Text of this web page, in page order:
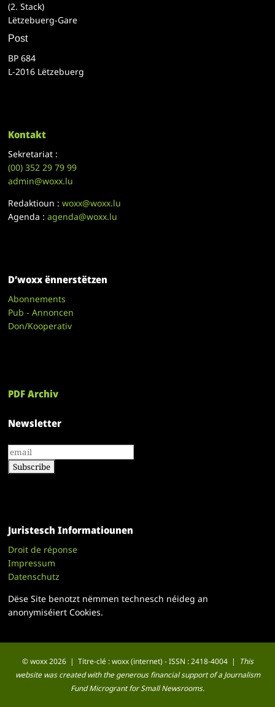
(2. Stack)
Lëtzebuerg-Gare
Post
BP 684
L-2016 Lëtzebuerg
Kontakt
Sekretariat :
(00)352 29 79 99
admin@woxx.lu
Redaktioun :woxx@woxx.lu
Agenda :agenda@woxx.lu
D’woxx ënnerstëtzen
Abonnements
Pub - Annoncen
Don/Kooperativ
PDF Archiv
Newsletter
Juristesch Informatiounen
Droit de réponse
Impressum
Datenschutz
Dëse Site benotzt nëmmen technesch néideg an
anonymiséiert Cookies.
© woxx 2026 | Titre-clé : woxx (internet) - ISSN : 2418-4004 |
This
website was created with the generous financial support of a Journalism
Fund Microgrant for Small Newsrooms.